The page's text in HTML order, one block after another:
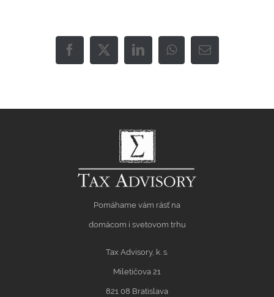
Facebook
X LinkedInWhatsAppEmail
Pomáhame vám rásť na
domácom i svetovom trhu
Tax Advisory, k. s.
Miletičova 21
821 08 Bratislava